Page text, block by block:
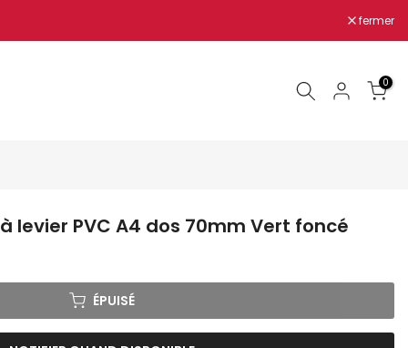
fermer
0
levier PVC A4 dos 70mm Vert foncé
ÉPUISÉ